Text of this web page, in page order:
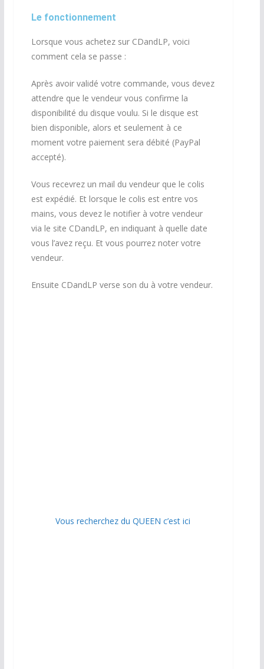
Le fonctionnement
Lorsque vous achetez sur CDandLP, voici
comment cela se passe :
Après avoir validé votre commande, vous devez
attendre que le vendeur vous confirme la
disponibilité du disque voulu. Si le disque est
bien disponible, alors et seulement à ce
moment votre paiement sera débité (PayPal
accepté).
Vous recevrez un mail du vendeur que le colis
est expédié. Et lorsque le colis est entre vos
mains, vous devez le notifier à votre vendeur
via le site CDandLP, en indiquant à quelle date
vous l’avez reçu. Et vous pourrez noter votre
vendeur.
Ensuite CDandLP verse son du à votre vendeur.
Vous recherchez du QUEEN c’est ici